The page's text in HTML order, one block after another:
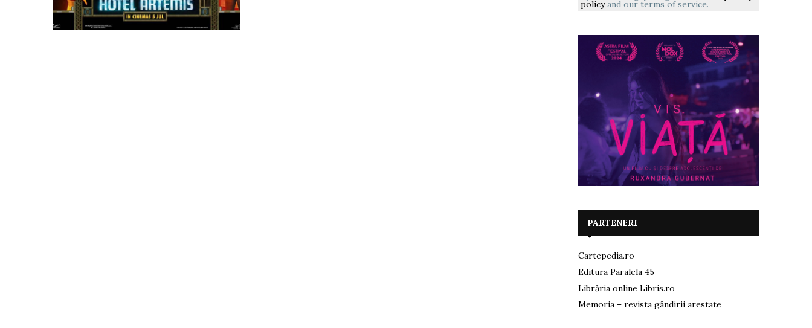
policyand our terms of service.
PARTENERI
Cartepedia.ro
Editura Paralela 45
Librăria online Libris.ro
Memoria – revista gândirii arestate